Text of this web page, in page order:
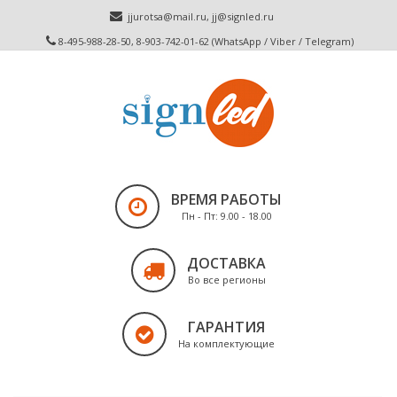
jjurotsa@mail.ru, jj@signled.ru
8-495-988-28-50, 8-903-742-01-62 (WhatsApp / Viber / Telegram)
ВРЕМЯ РАБОТЫ
Пн - Пт: 9.00 - 18.00
ДОСТАВКА
Во все регионы
ГАРАНТИЯ
На комплектующие